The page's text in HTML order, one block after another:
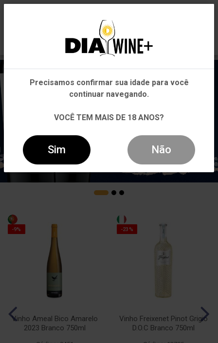
-9%
Vinho Ameal Bico Amarelo
2023 Branco 750ml
-23%
Vinho Freixenet Pinot Grigio
D.O.C Branco 750ml
Em que Estado você está?
Pernambuco
Outros Estados
Precisamos confirmar sua idade para você
continuar navegando.
VOCÊ TEM MAIS DE 18 ANOS?
Sim Não